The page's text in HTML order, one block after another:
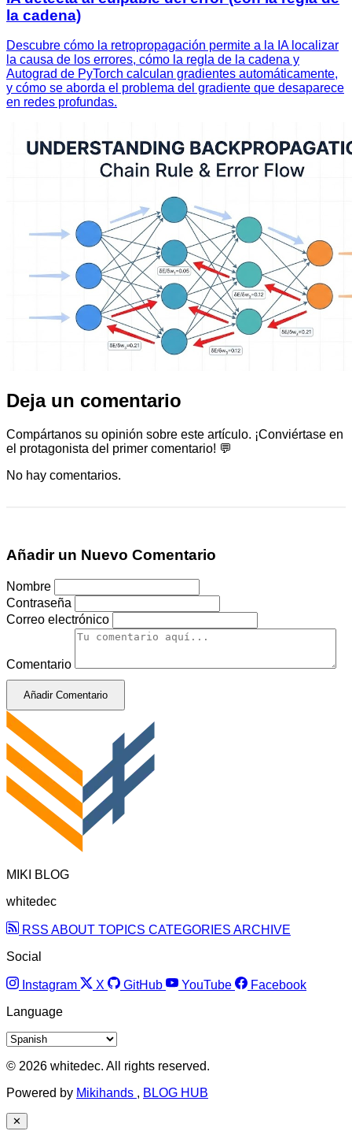
la cadena)
Descubre cómo la retropropagación permite a la IA localizar
la causa de los errores, cómo la regla de la cadena y
Autograd de PyTorch calculan gradientes automáticamente,
y cómo se aborda el problema del gradiente que desaparece
en redes profundas.
Deja un comentario
Compártanos su opinión sobre este artículo. ¡Conviértase en
el protagonista del primer comentario! 💬
No hay comentarios.
Añadir un Nuevo Comentario
Nombre
Contraseña
Correo electrónico
Comentario
Añadir Comentario
MIKI BLOG
whitedec
RSS ABOUT TOPICS CATEGORIES ARCHIVE
Social
Instagram X GitHub YouTube
Facebook
Language
© 2026 whitedec. All rights reserved.
Powered by Mikihands , BLOG HUB
✕